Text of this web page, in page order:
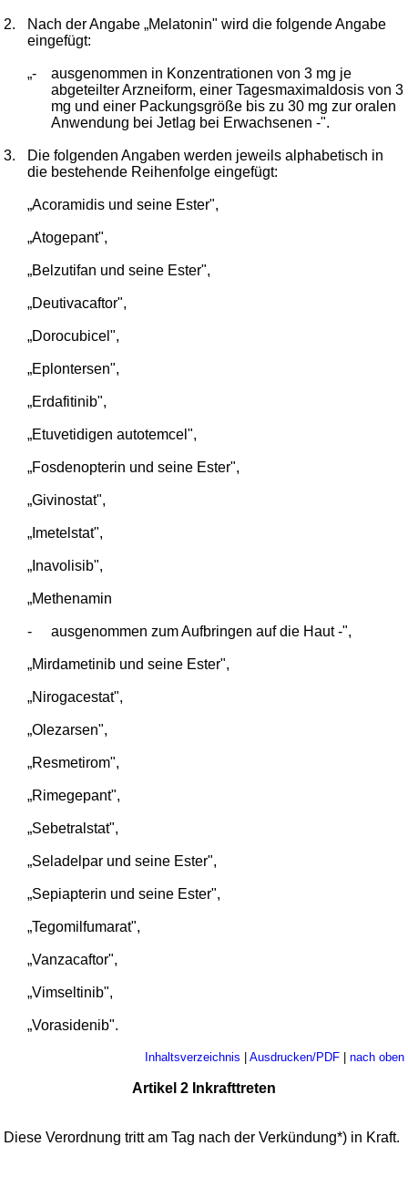
2.
Nach der Angabe „Melatonin" wird die folgende Angabe
eingefügt:
„-
ausgenommen in Konzentrationen von 3 mg je
abgeteilter Arzneiform, einer Tagesmaximaldosis von 3
mg und einer Packungsgröße bis zu 30 mg zur oralen
Anwendung bei Jetlag bei Erwachsenen -".
3.
Die folgenden Angaben werden jeweils alphabetisch in
die bestehende Reihenfolge eingefügt:
„Acoramidis und seine Ester",
„Atogepant",
„Belzutifan und seine Ester",
„Deutivacaftor",
„Dorocubicel",
„Eplontersen",
„Erdafitinib",
„Etuvetidigen autotemcel",
„Fosdenopterin und seine Ester",
„Givinostat",
„Imetelstat",
„Inavolisib",
„Methenamin
- ausgenommen zum Aufbringen auf die Haut -",
„Mirdametinib und seine Ester",
„Nirogacestat",
„Olezarsen",
„Resmetirom",
„Rimegepant",
„Sebetralstat",
„Seladelpar und seine Ester",
„Sepiapterin und seine Ester",
„Tegomilfumarat",
„Vanzacaftor",
„Vimseltinib",
„Vorasidenib".
Inhaltsverzeichnis | Ausdrucken/PDF| nach oben
Artikel 2 Inkrafttreten
Diese Verordnung tritt am Tag nach der Verkündung*) in Kraft.